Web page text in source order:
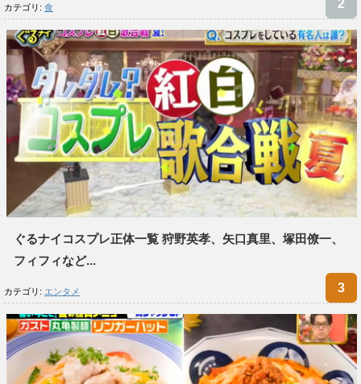
カテゴリ: 食
ぐるナイコスプレ正体一覧 狩野英孝、矢口真里、塚田僚一、
フィフィなど...
カテゴリ: エンタメ